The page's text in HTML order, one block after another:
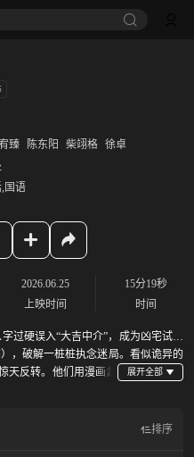
臻 陈东阳 柴翊格 徐卓
国语
2026.06.25
上映时间
15分19秒
时间
过硬误入“大吉中介”，成为凶宅试睡
，破解一桩桩执念迷局。看似诡异的
天反转。他们用漫画超
排序